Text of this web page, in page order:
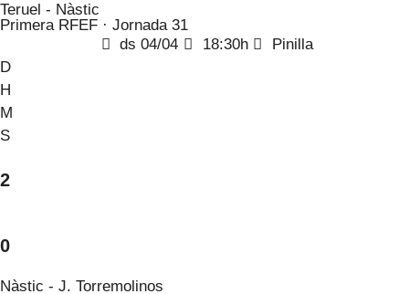
Teruel - Nàstic
Primera RFEF · Jornada 31
ds 04/04
18:30h
Pinilla
D
H
M
S
2
0
Nàstic - J. Torremolinos